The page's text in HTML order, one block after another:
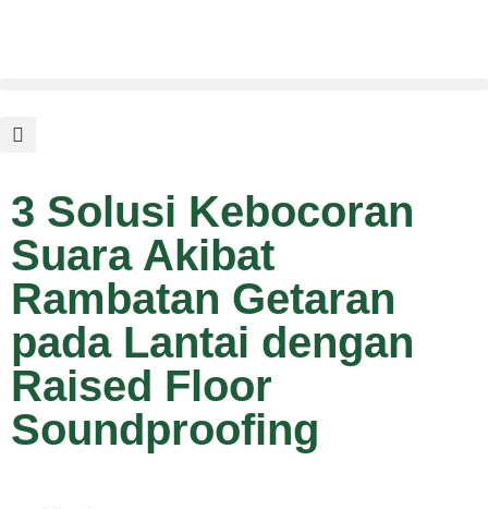
3 Solusi Kebocoran
Suara Akibat
Rambatan Getaran
pada Lantai dengan
Raised Floor
Soundproofing